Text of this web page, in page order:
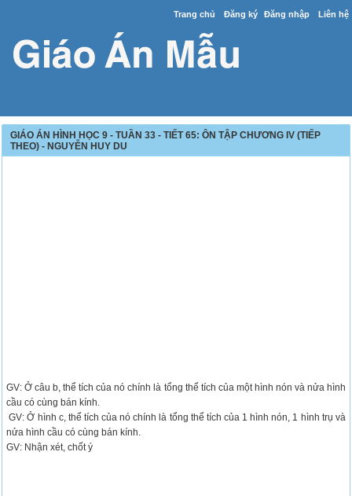
Trang chủ Đăng ký Đăng nhập Liên hệ
GIÁO ÁN HÌNH HỌC 9 - TUẦN 33 - TIẾT 65: ÔN TẬP CHƯƠNG IV (TIẾP
THEO) - NGUYỄN HUY DU
GV: Ở câu b, thể tích của nó chính là tổng thể tích của một hình nón và nửa hình
cầu có cùng bán kính.
GV: Ở hình c, thể tích của nó chính là tổng thể tích của 1 hình nón, 1 hình trụ và
nửa hình cầu có cùng bán kính.
GV: Nhận xét, chốt ý